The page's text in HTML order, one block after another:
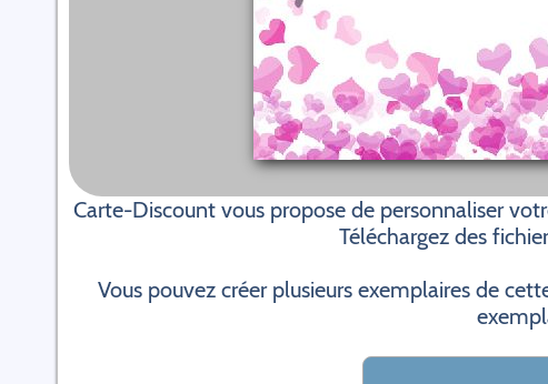
Carte-Discount vous propose de personnaliser
Téléchargez des
Vous pouvez créer plusieurs exemplaires de